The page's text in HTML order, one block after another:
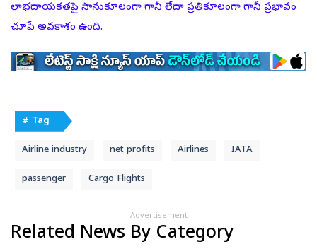
లాభదాయకతపై సానుకూలంగా గానీ లేదా ప్రతికూలంగా గానీ ప్రభావం
చూపే అవకాశం ఉంది.
# Tag
Airline industry net profits Airlines IATA
passenger Cargo Flights
Advertisement
Related News By Category